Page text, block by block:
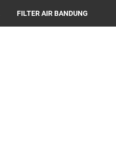
FILTER AIR BANDUNG